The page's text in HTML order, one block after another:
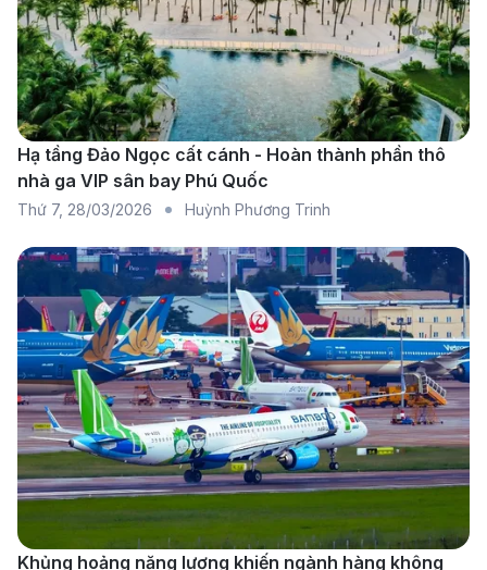
lại. Và khi rời đi, Myanmar vẫn ở lại trong tim như ánh
hoàng hôn cuối cùng trên tháp vàng Shwedagon: ấm,
lặng, và rực rỡ đến vô cùng.
Thông tin các hãng hàng không
khai thác chuyến bay đi Myanmar
Hạ tầng Đảo Ngọc cất cánh - Hoàn thành phần thô
nhà ga VIP sân bay Phú Quốc
Thứ 7, 28/03/2026 Huỳnh Phương Trinh
Khủng hoảng năng lượng khiến ngành hàng không